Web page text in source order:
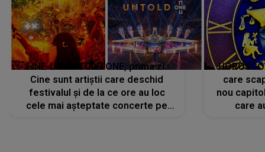
LINE-UP UNTOLD ONE, prima zi.
Cine sunt artiștii care deschid
festivalul și de la ce ore au loc
cele mai așteptate concerte pe
care
nou
care